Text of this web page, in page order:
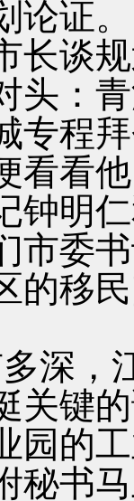
证。
谈
头：
专程
看看
钟明
市委
的移
深，
关键
园的
秘书